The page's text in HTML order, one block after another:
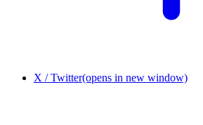
X / Twitter(opens in new window)